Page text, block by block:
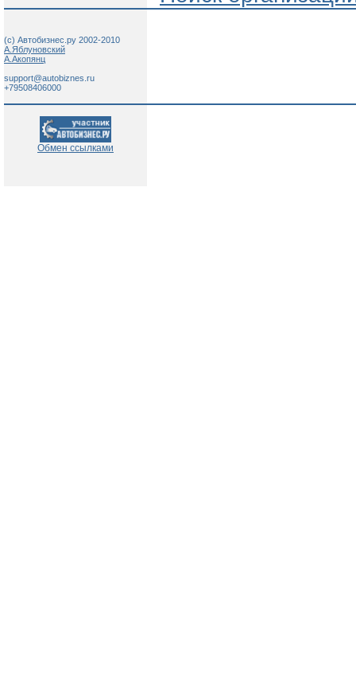
(c) Автобизнес.ру 2002-2010
А.Яблуновский
А.Акопянц
support@autobiznes.ru
+79508406000
Обмен ссылками